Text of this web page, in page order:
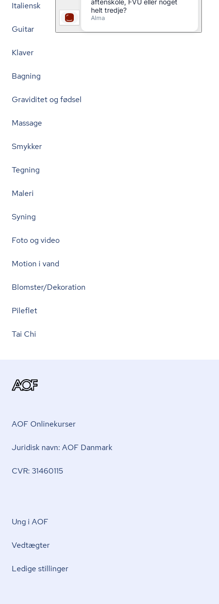
Italiensk
Guitar
Klaver
Bagning
Graviditet og fødsel
Massage
Smykker
Tegning
Maleri
Syning
Foto og video
Motion i vand
Blomster/Dekoration
Pileflet
Tai Chi
AOF Onlinekurser
Juridisk navn: AOF Danmark
CVR: 31460115
Ung i AOF
Vedtægter
Ledige stillinger